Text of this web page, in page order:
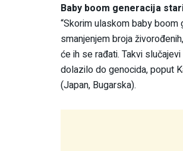
Baby boom generacija
“Skorim ulaskom baby
smanjenjem broja
će ih se rađati. Takvi
dolazilo do genocida, poput
(Japan, Bugarska).